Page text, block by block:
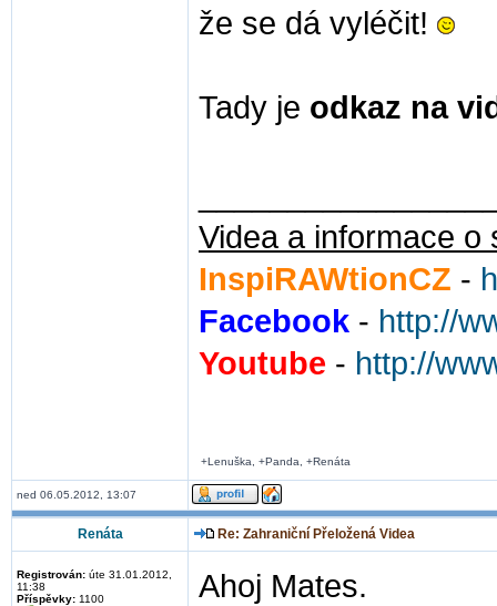
že se dá vyléčit!
Tady je odkaz na
Videa a informace
InspiRAWtionCZ -
Facebook - http://
Youtube - http://
+Lenuška, +Panda, +Renáta
ned 06.05.2012, 13:07
Renáta Re: Zahraniční Přeložená Videa
Registrován: úte 31.01.2012,
11:38
Příspěvky: 1100
Ahoj Mates.